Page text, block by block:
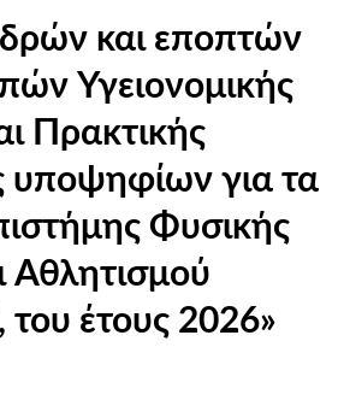
και εποπτών
Υγειονομικής
Πρακτικής
υποψηφίων για τα
Φυσικής
Αθλητισμού
έτους 2026»